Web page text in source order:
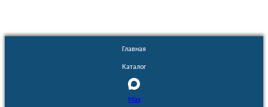
Главная
Каталог
Max